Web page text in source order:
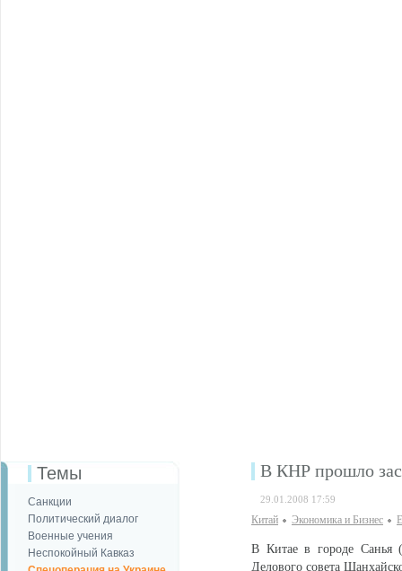
Темы
Санкции
Политический диалог
Военные учения
Неспокойный Кавказ
В КНР прошло
29.01.2008 17:59
Китай Экономика и Бизнес
В Китае в городе Санья
Делового совета